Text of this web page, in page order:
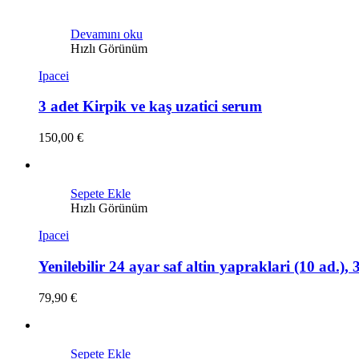
Devamını oku
Hızlı Görünüm
Ipacei
3 adet Kirpik ve kaş uzatici serum
150,00 €
Sepete Ekle
Hızlı Görünüm
Ipacei
Yenilebilir 24 ayar saf altin yapraklari (10 ad.),
79,90 €
Sepete Ekle